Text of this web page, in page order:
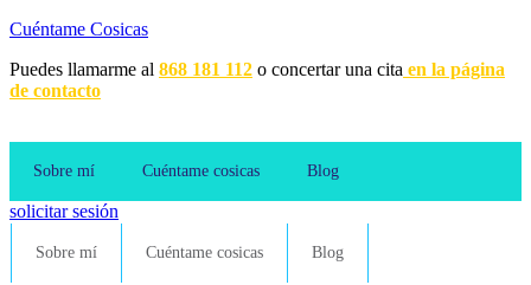
Cuéntame Cosicas
Puedes llamarme al 868 181 112 o concertar una cita en la página
de contacto
Sobre mí Cuéntame cosicas Blog
solicitar sesión
Sobre mí Cuéntame cosicas Blog